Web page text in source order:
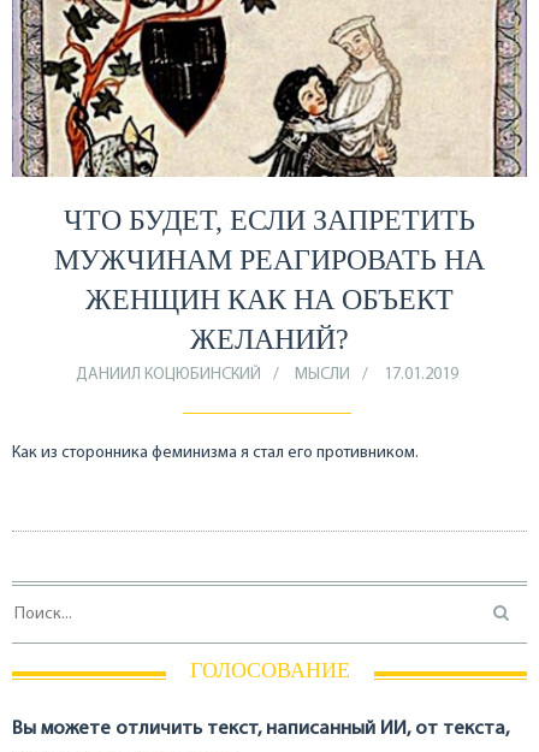
ЧТО БУДЕТ, ЕСЛИ ЗАПРЕТИТЬ
МУЖЧИНАМ РЕАГИРОВАТЬ НА
ЖЕНЩИН КАК НА ОБЪЕКТ
ЖЕЛАНИЙ?
ДАНИИЛ КОЦЮБИНСКИЙ МЫСЛИ 17.01.2019
Как из сторонника феминизма я стал его противником.
ГОЛОСОВАНИЕ
Вы можете отличить текст, написанный ИИ, от текста,